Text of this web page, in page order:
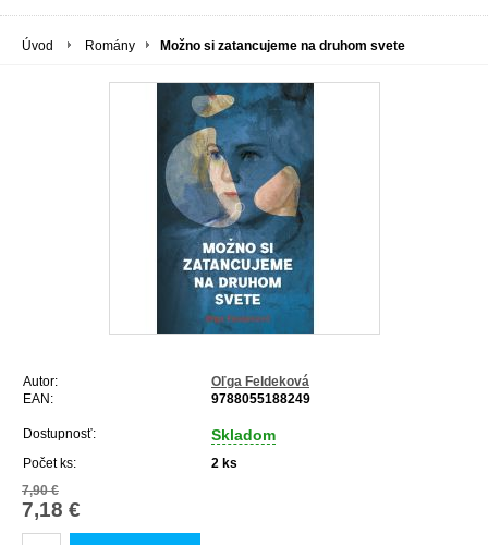
Úvod Romány Možno si zatancujeme na druhom svete
Autor:
Oľga Feldeková
EAN:
9788055188249
Dostupnosť: Skladom
Počet ks: 2 ks
7,90 €
7,18 €